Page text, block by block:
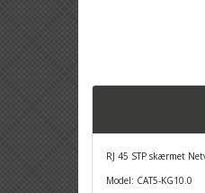
RJ 45 STP skærmet
Model: CAT5-KG10.0